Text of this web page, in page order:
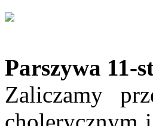
Parszywa 11-
Zaliczamy